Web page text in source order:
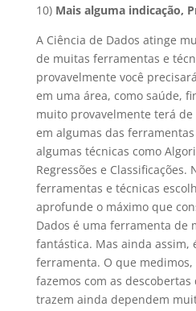
10) Mais alguma indicação,
A Ciência de Dados atinge
de muitas ferramentas e
provavelmente você
em uma área, como saúde,
muito provavelmente terá de
em algumas das
algumas técnicas como
Regressões e
ferramentas e técnicas
aprofunde o máximo que
Dados é uma ferramenta de
fantástica. Mas ainda assim,
ferramenta. O que medimos,
fazemos com as descobertas
trazem ainda dependem